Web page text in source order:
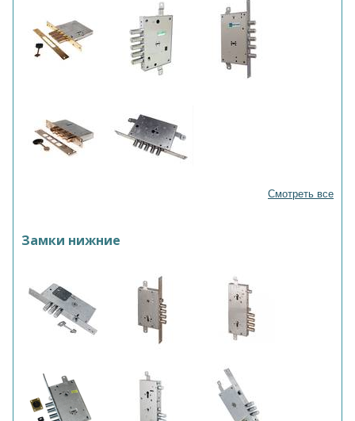
Смотреть все
Замки нижние